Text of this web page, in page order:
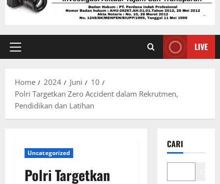
LIVE
Home 2024 Juni
10
Polri Targetkan Zero Accident dalam Rekrutmen,
Pendidikan dan Latihan
Uncategorized
Polri Targetkan
CARI